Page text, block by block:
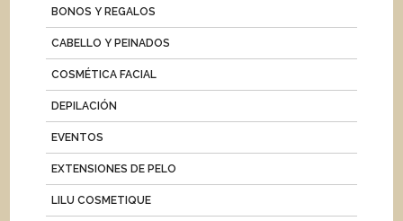
BONOS Y REGALOS
CABELLO Y PEINADOS
COSMÉTICA FACIAL
DEPILACIÓN
EVENTOS
EXTENSIONES DE PELO
LILU COSMETIQUE